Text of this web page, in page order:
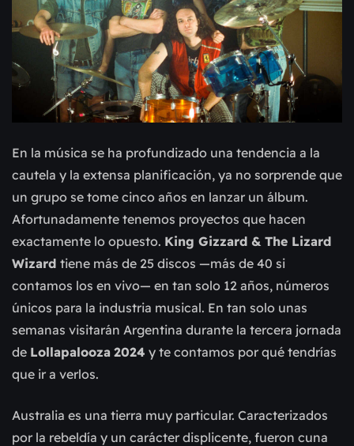
En la música se ha profundizado una tendencia a la
cautela y la extensa planificación, ya no sorprende que
un grupo se tome cinco años en lanzar un álbum.
Afortunadamente tenemos proyectos que hacen
exactamente lo opuesto. King Gizzard & The Lizard
Wizard tiene más de 25 discos —más de 40 si
contamos los en vivo— en tan solo 12 años, números
únicos para la industria musical. En tan solo unas
semanas visitarán Argentina durante la tercera jornada
de Lollapalooza 2024 y te contamos por qué tendrías
que ir a verlos.
Australia es una tierra muy particular. Caracterizados
por la rebeldía y un carácter displicente, fueron cuna